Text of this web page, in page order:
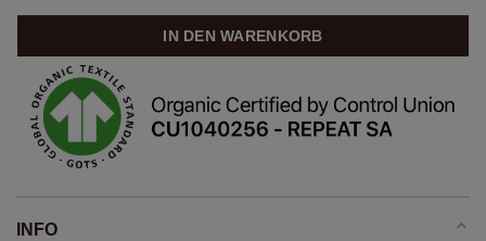
IN DEN WARENKORB
INFO